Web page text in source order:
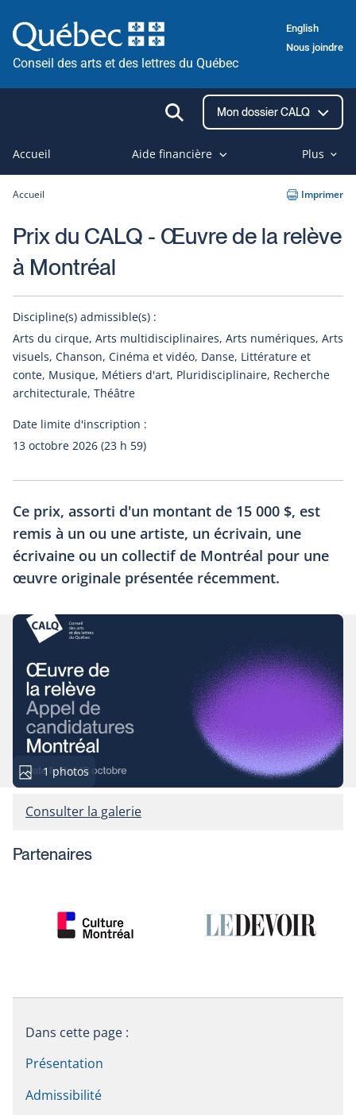
au
contenu
Conseil des arts et des lettres du Québec
English
Nous joindre
Ouvrir
la
recherche
Mon dossier CALQ
Accueil Aide financière Plus
Accueil Imprimer
Prix du CALQ - Œuvre de la relève
à Montréal
Discipline(s) admissible(s) :
Arts du cirque, Arts multidisciplinaires, Arts numériques, Arts
visuels, Chanson, Cinéma et vidéo, Danse, Littérature et
conte, Musique, Métiers d'art, Pluridisciplinaire, Recherche
architecturale, Théâtre
Date limite d'inscription :
13 octobre 2026 (23 h 59)
Ce prix, assorti d'un montant de 15 000 $, est
remis à un ou une artiste, un écrivain, une
écrivaine ou un collectif de Montréal pour une
œuvre originale présentée récemment.
Cette
galerie
1 photos
Consulter la galerie
Partenaires
Dans cette page :
Présentation
Admissibilité